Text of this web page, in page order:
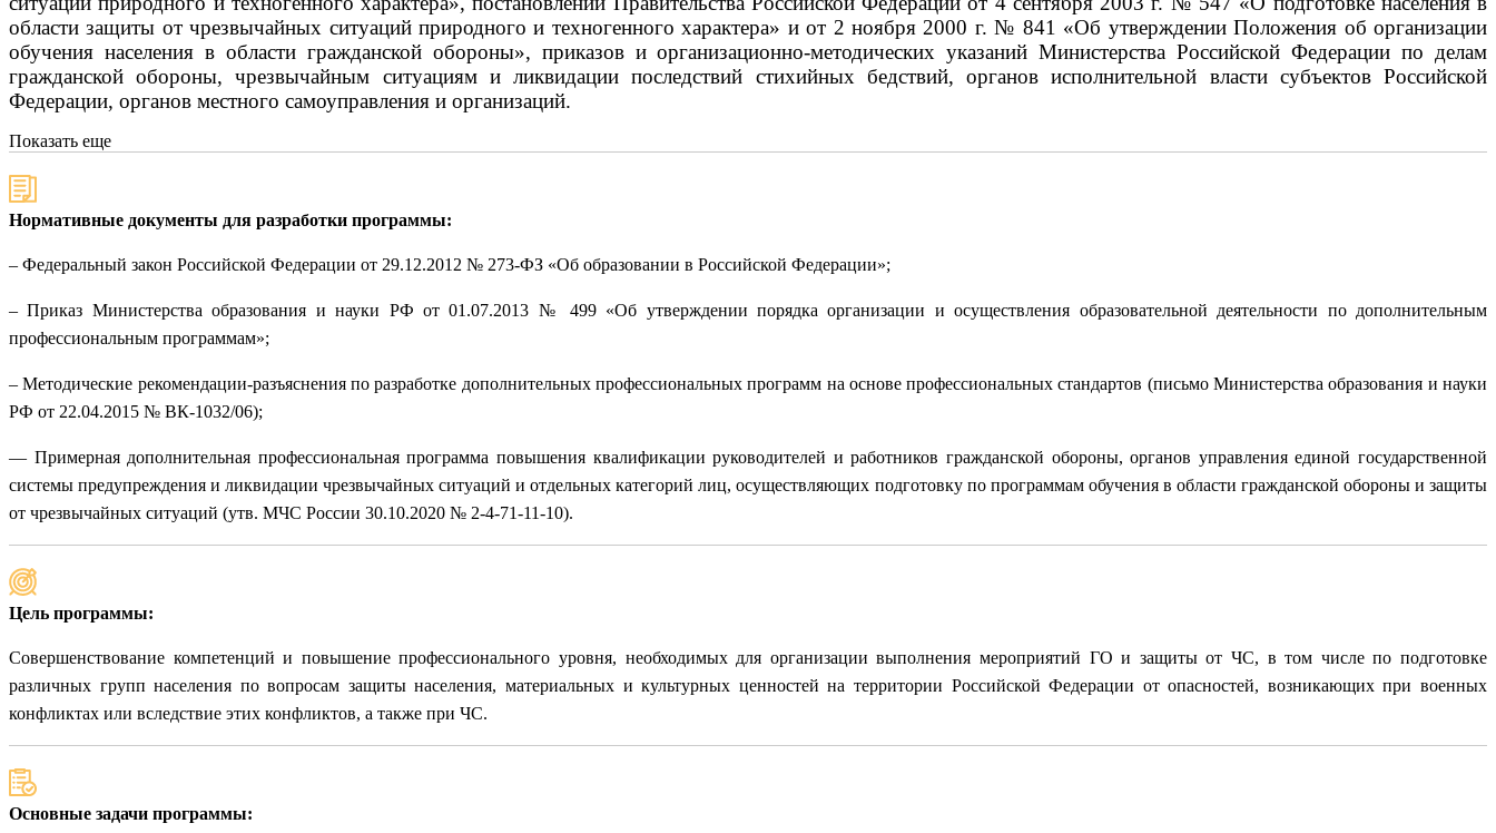
области защиты от чрезвычайных ситуаций природного и техногенного характера» и от 2 ноября 2000 г. № 841 «Об утверждении Положения об организации
обучения населения в области гражданской обороны», приказов и организационно-методических указаний Министерства Российской Федерации по делам
гражданской обороны, чрезвычайным ситуациям и ликвидации последствий стихийных бедствий, органов исполнительной власти субъектов Российской
Федерации, органов местного самоуправления и организаций.
Показать еще
Нормативные документы для разработки программы:
– Федеральный закон Российской Федерации от 29.12.2012 № 273-ФЗ «Об образовании в Российской Федерации»;
– Приказ Министерства образования и науки РФ от 01.07.2013 № 499 «Об утверждении порядка организации и осуществления образовательной деятельности по дополнительным
профессиональным программам»;
– Методические рекомендации-разъяснения по разработке дополнительных профессиональных программ на основе профессиональных стандартов (письмо Министерства образования и науки
РФ от 22.04.2015 № ВК-1032/06);
— Примерная дополнительная профессиональная программа повышения квалификации руководителей и работников гражданской обороны, органов управления единой государственной
системы предупреждения и ликвидации чрезвычайных ситуаций и отдельных категорий лиц, осуществляющих подготовку по программам обучения в области гражданской обороны и защиты
от чрезвычайных ситуаций (утв. МЧС России 30.10.2020 № 2-4-71-11-10).
Цель программы:
Совершенствование компетенций и повышение профессионального уровня, необходимых для организации выполнения мероприятий ГО и защиты от ЧС, в том числе по подготовке
различных групп населения по вопросам защиты населения, материальных и культурных ценностей на территории Российской Федерации от опасностей, возникающих при военных
конфликтах или вследствие этих конфликтов, а также при ЧС.
Основные задачи программы: